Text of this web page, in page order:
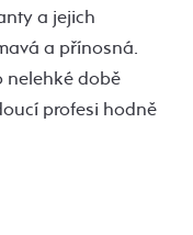
a jejich
a přínosná.
nelehké době
profesi hodně